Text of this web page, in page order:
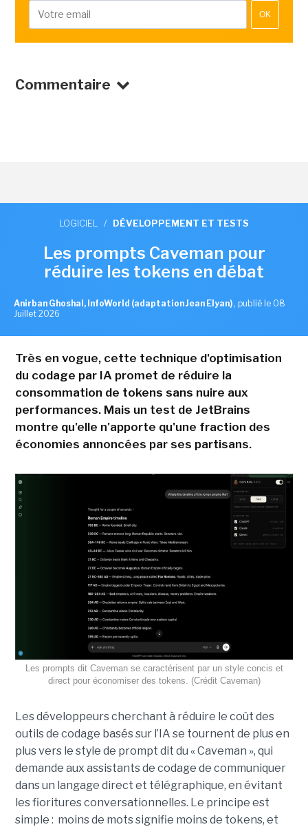
OK
Commentaire
LOGICIEL / DÉVELOPPEMENT ET TESTS
Les prompts Caveman pour
réduire les tokens en débat
Anirban Ghoshal, InfoWorld (adaptation Jean Elyan) , publié le 08
Juillet 2026
Très en vogue, cette technique d'optimisation
du codage par IA promet de réduire la
consommation de tokens sans nuire aux
performances. Mais un test de JetBrains
montre qu'elle n'apporte qu'une fraction des
économies annoncées par ses partisans.
Les prompts dit Caveman se caractérisent par un style concis et
direct pour économiser des tokens. (Crédit Caveman)
Les développeurs cherchant à réduire le coût des
outils de codage basés sur l’IA se tournent de plus en
plus vers le style de prompt dit du « Caveman », qui
demande aux assistants de codage de communiquer
dans un langage direct et télégraphique, en évitant
les fioritures conversationnelles. Le principe est
simple : moins de mots signifie moins de tokens, et